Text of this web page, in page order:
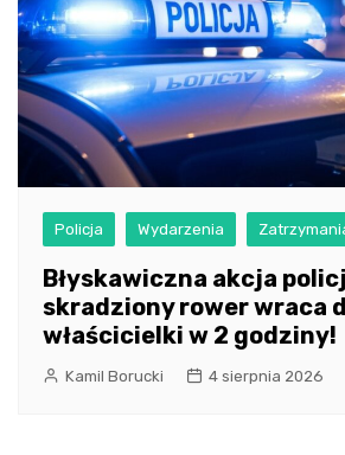
Policja Wydarzenia
Błyskawiczna akcja
skradziony rower wraca
właścicielki w 2 godziny!
Kamil Borucki 4 sierpnia 2026